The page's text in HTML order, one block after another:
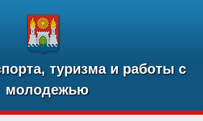
туризма и работы с
молодежью